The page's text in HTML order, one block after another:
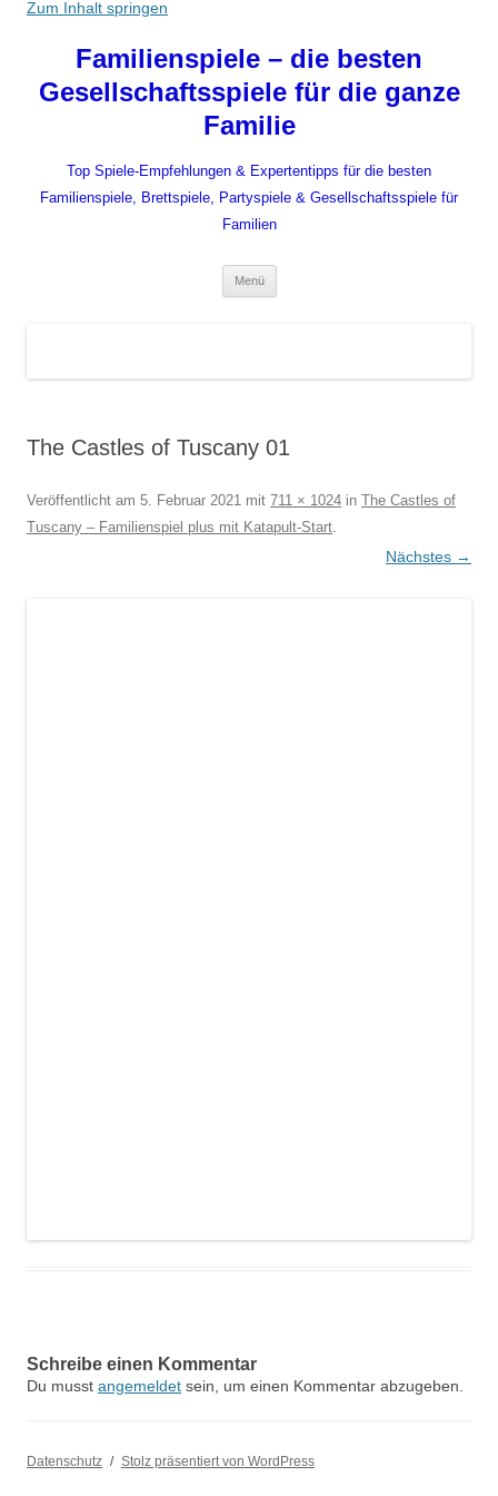
Zum Inhalt springen
Familienspiele – die besten
Gesellschaftsspiele für die ganze
Familie
Top Spiele-Empfehlungen & Expertentipps für die besten
Familienspiele, Brettspiele, Partyspiele & Gesellschaftsspiele für
Familien
Menü
The Castles of Tuscany 01
Veröffentlicht am 5. Februar 2021 mit 711 × 1024 in The Castles of
Tuscany – Familienspiel plus mit Katapult-Start.
Nächstes →
Schreibe einen Kommentar
Du musst angemeldet sein, um einen Kommentar abzugeben.
Datenschutz Stolz präsentiert von WordPress